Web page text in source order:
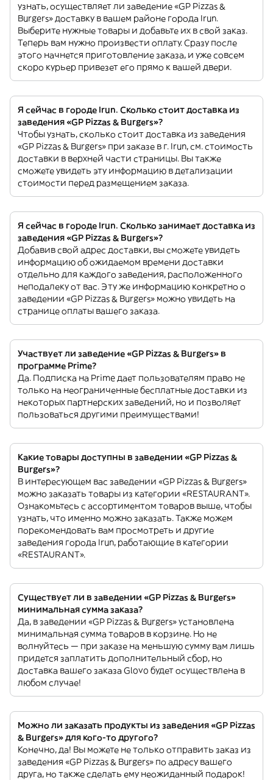
узнать, осуществляет ли заведение «GP Pizzas &
Burgers» доставку в вашем районе города Irun.
Выберите нужные товары и добавьте их в свой заказ.
Теперь вам нужно произвести оплату. Сразу после
этого начнется приготовление заказа, и уже совсем
скоро курьер привезет его прямо к вашей двери.
Я сейчас в городе Irun. Сколько стоит доставка из
заведения «GP Pizzas & Burgers»?
Чтобы узнать, сколько стоит доставка из заведения
«GP Pizzas & Burgers» при заказе в г. Irun, см. стоимость
доставки в верхней части страницы. Вы также
сможете увидеть эту информацию в детализации
стоимости перед размещением заказа.
Я сейчас в городе Irun. Сколько занимает доставка из
заведения «GP Pizzas & Burgers»?
Добавив свой адрес доставки, вы сможете увидеть
информацию об ожидаемом времени доставки
отдельно для каждого заведения, расположенного
неподалеку от вас. Эту же информацию конкретно о
заведении «GP Pizzas & Burgers» можно увидеть на
странице оплаты вашего заказа.
Участвует ли заведение «GP Pizzas & Burgers» в
программе Prime?
Да. Подписка на Prime дает пользователям право не
только на неограниченные бесплатные доставки из
некоторых партнерских заведений, но и позволяет
пользоваться другими преимуществами!
Какие товары доступны в заведении «GP Pizzas &
Burgers»?
В интересующем вас заведении «GP Pizzas & Burgers»
можно заказать товары из категории «RESTAURANT».
Ознакомьтесь с ассортиментом товаров выше, чтобы
узнать, что именно можно заказать. Также можем
порекомендовать вам просмотреть и другие
заведения города Irun, работающие в категории
«RESTAURANT».
Существует ли в заведении «GP Pizzas & Burgers»
минимальная сумма заказа?
Да, в заведении «GP Pizzas & Burgers» установлена
минимальная сумма товаров в корзине. Но не
волнуйтесь — при заказе на меньшую сумму вам лишь
придется заплатить дополнительный сбор, но
доставка вашего заказа Glovo будет осуществлена в
любом случае!
Можно ли заказать продукты из заведения «GP Pizzas
& Burgers» для кого-то другого?
Конечно, да! Вы можете не только отправить заказ из
заведения «GP Pizzas & Burgers» по адресу вашего
друга, но также сделать ему неожиданный подарок!